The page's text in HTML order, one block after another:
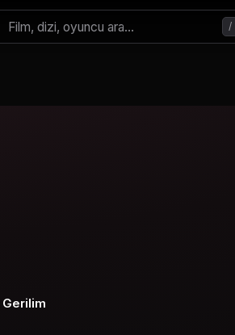
/
Gerilim